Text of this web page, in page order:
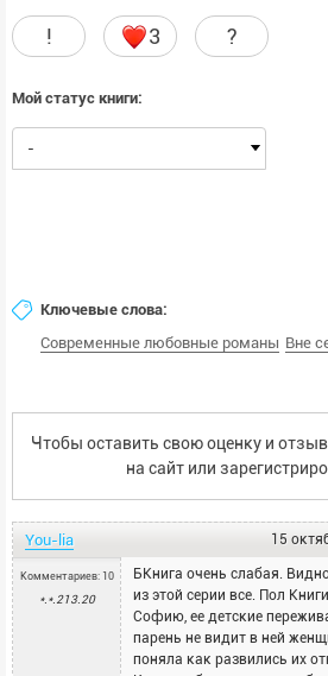
! 3 ?
Мой статус книги:
-
Ключевые слова:
Современные любовные романы Вне
Чтобы оставить свою оценку и
на сайт или
You-lia 15
Комментариев: 10
*.*.213.20
БКнига очень слабая.
из этой серии все. Пол
Софию, ее детские
парень не видит в ней
поняла как развились их